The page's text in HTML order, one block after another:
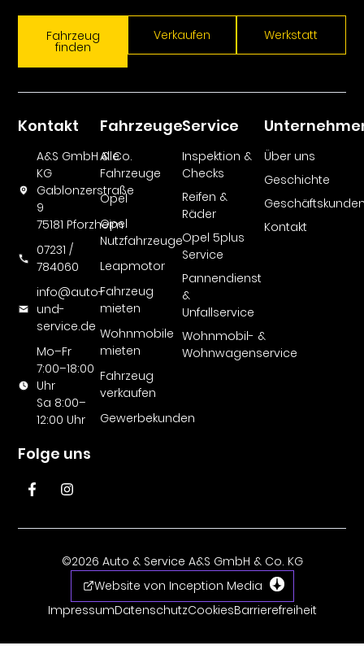
Fahrzeug
finden
Verkaufen Werkstatt
Kontakt
A&S GmbH & Co.
KG
Gablonzerstraße
9
75181 Pforzheim
07231 /
784060
info@auto-
und-
service.de
Mo–Fr
7:00–18:00
Uhr
Sa 8:00–
12:00 Uhr
Folge uns
Fahrzeuge
Alle
Fahrzeuge
Opel
Opel
Nutzfahrzeuge
Leapmotor
Fahrzeug
mieten
Wohnmobile
mieten
Fahrzeug
verkaufen
Gewerbekunden
Service
Inspektion &
Checks
Reifen &
Räder
Opel 5plus
Service
Pannendienst
&
Unfallservice
Wohnmobil- &
Wohnwagenservice
Über uns
Geschichte
Kontakt
©2026 Auto & Service A&S GmbH & Co. KG
Website von Inception Media
ImpressumDatenschutzCookiesBarrierefreiheit